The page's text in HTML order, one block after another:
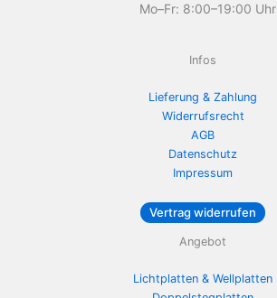
Mo–Fr: 8:00–19:00 Uhr
Infos
Lieferung & Zahlung
Widerrufsrecht
AGB
Datenschutz
Impressum
Vertrag widerrufen
Angebot
Lichtplatten & Wellplatten